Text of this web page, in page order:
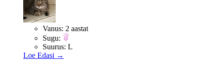
Vanus: 2 aastat
Sugu:
Suurus: L
Loe Edasi →